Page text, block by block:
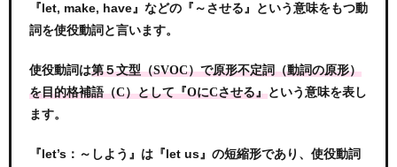
『let, make, have』などの『～させる』という意味をもつ動
詞を使役動詞と言います。
使役動詞は第５文型（SVOC）で原形不定詞（動詞の原形）
を目的格補語（C）として『OにCさせる』という意味を表し
ます。
『let’s：～しよう』は『let us』の短縮形であり、使役動詞